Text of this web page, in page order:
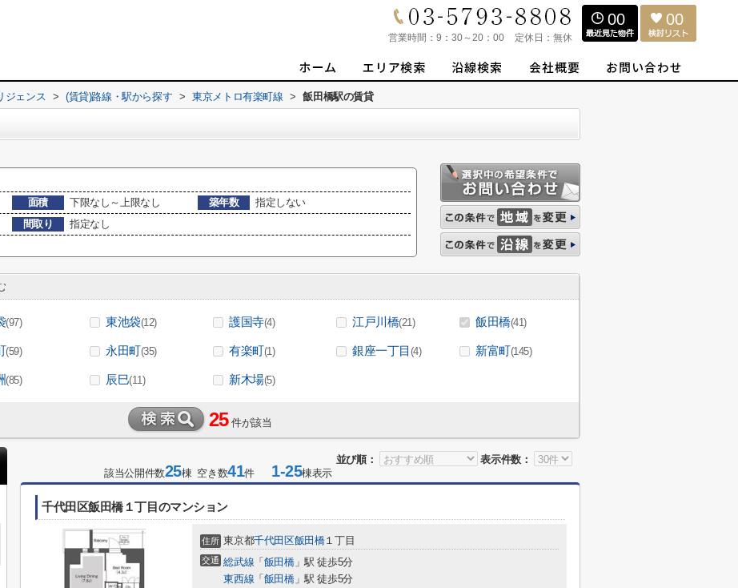
営業時間： 9：30～20：00 定休日： 無休
00 00
ジェンス > (賃貸)路線・駅から探す > 東京メトロ有楽町線 > 飯田橋駅の賃貸
面積 下限なし～上限なし 築年数
指定しない
間取り
指定なし
(97) 東池袋(12) 護国寺(4) 江戸川橋(21) 飯田橋(41)
(59) 永田町(35) 有楽町(1) 銀座一丁目 (4) 新富町(145)
(85) 辰巳(11) 新木場(5)
25 件が該当
並び順：
表示件数：
該当公開件数25棟 空き数41件1-25棟表示
千代田区飯田橋１丁目のマンション
住所 東京都千代田区飯田橋１丁目
交通 総武線 「 飯田橋」駅 徒歩5分
東西線 「 飯田橋」駅 徒歩5分